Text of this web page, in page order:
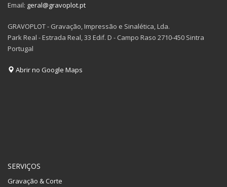
Email: geral@gravoplot.pt
GRAVOPLOT - Gravação, Impressão e Sinalética, Lda.
Park Real - Estrada Real, 33 Edif. D - Campo Raso 2710-450 Sintra
Portugal
Abrir no Google Maps
SERVIÇOS
Gravação & Corte